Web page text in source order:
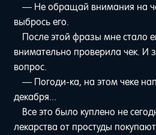
— Не обращай внимания на
выбрось его.
После этой фразы мне стало
внимательно проверила чек. И
вопрос.
— Погоди-ка, на этом чеке
декабря...
Все это было куплено не
лекарства от простуды